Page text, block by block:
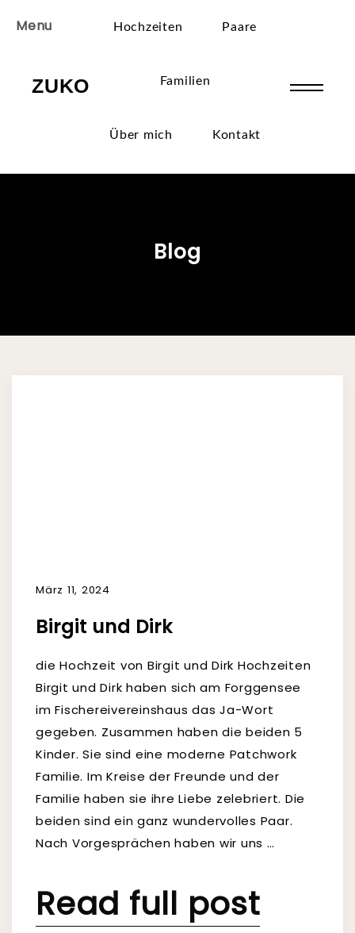
ZUKO
Menu Hochzeiten Paare
Familien
Über mich Kontakt
Blog
März 11, 2024
Birgit und Dirk
die Hochzeit von Birgit und Dirk Hochzeiten
Birgit und Dirk haben sich am Forggensee
im Fischereivereinshaus das Ja-Wort
gegeben. Zusammen haben die beiden 5
Kinder. Sie sind eine moderne Patchwork
Familie. Im Kreise der Freunde und der
Familie haben sie ihre Liebe zelebriert. Die
beiden sind ein ganz wundervolles Paar.
Nach Vorgesprächen haben wir uns …
Read full post